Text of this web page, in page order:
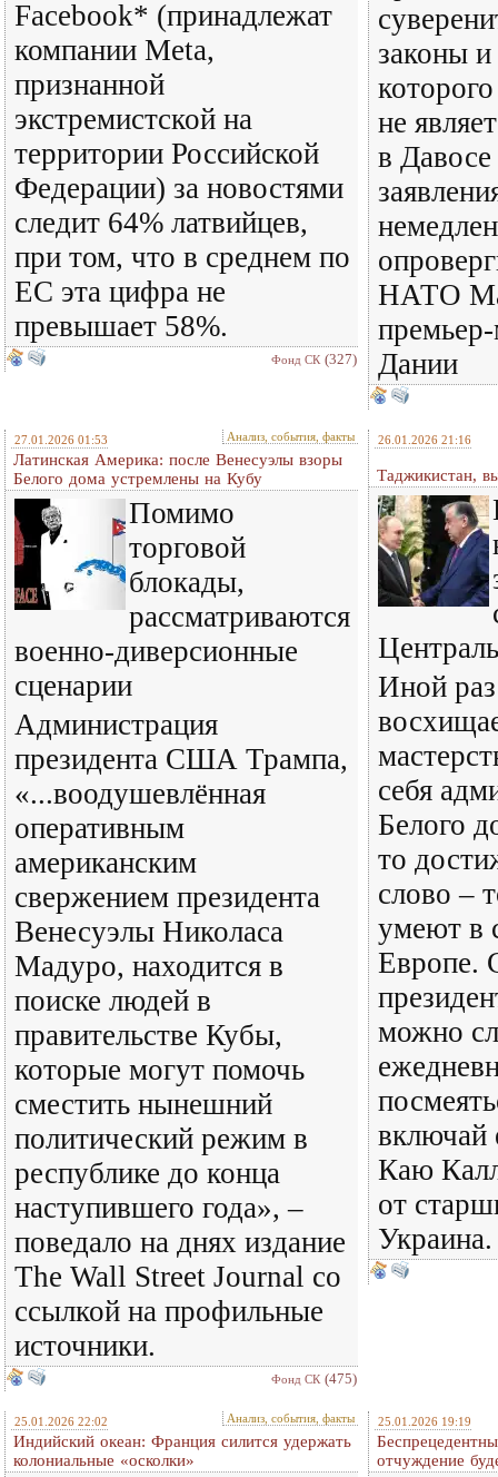
Facebook* (принадлежат
компании Meta,
признанной
экстремистской на
территории Российской
Федерации) за новостями
следит 64% латвийцев,
при том, что в среднем по
ЕС эта цифра не
превышает 58%.
Фонд СК (327)
законы
не
в Давосе
НАТО
Дании
27.01.2026 01:53 Анализ, события, факты
Латинская Америка: после Венесуэлы взоры
Белого дома устремлены на Кубу
Помимо
торговой
блокады,
рассматриваются
военно-диверсионные
сценарии
Администрация
президента США Трампа,
«...воодушевлённая
оперативным
американским
свержением президента
Венесуэлы Николаса
Мадуро, находится в
поиске людей в
правительстве Кубы,
которые могут помочь
сместить нынешний
политический режим в
республике до конца
наступившего года», –
поведало на днях издание
The Wall Street Journal со
ссылкой на профильные
источники.
Фонд СК (475)
26.01.2026 21:16
Таджикистан,
Иной
себя
Белого
то
слово –
умеют в
Европе.
можно
включай
Каю
от
Украина.
25.01.2026 22:02 Анализ, события, факты
Индийский океан: Франция силится удержать
колониальные «осколки»
25.01.2026 19:19
отчуждение